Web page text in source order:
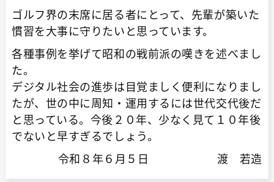
ゴルフ界の末席に居る者にとって、先輩が築いた
慣習を大事に守りたいと思っています。
各種事例を挙げて昭和の戦前派の嘆きを述べまし
た。
デジタル社会の進歩は目覚ましく便利になりまし
たが、世の中に周知・運用するには世代交代後だ
と思っている。今後２０年、少なく見て１０年後
でないと早すぎるでしょう。
令和８年６月５日 渡 若造